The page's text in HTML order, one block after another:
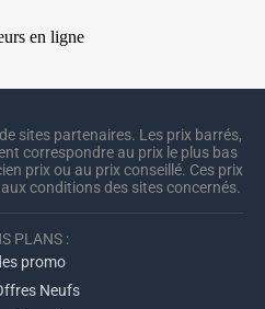
sites partenaires. Les prix barrés,
correspondre au prix le plus bas
prix ou au prix conseillé. Ces prix
conditions des sites concernés.
PLANS :
promo
Neufs